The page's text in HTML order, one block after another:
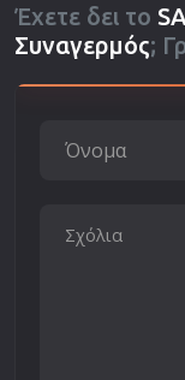
Έχετε δει το
Συναγερμός;